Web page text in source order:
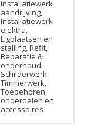
Installatiewerk
aandrijving,
Installatiewerk
elektra,
Ligplaatsen en
stalling, Refit,
Reparatie &
onderhoud,
Schilderwerk,
Timmerwerk,
Toebehoren,
onderdelen en
accessoires